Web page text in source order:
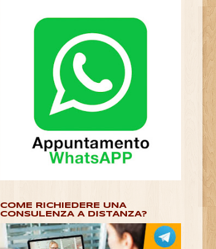
COME RICHIEDERE UNA
CONSULENZA A DISTANZA?